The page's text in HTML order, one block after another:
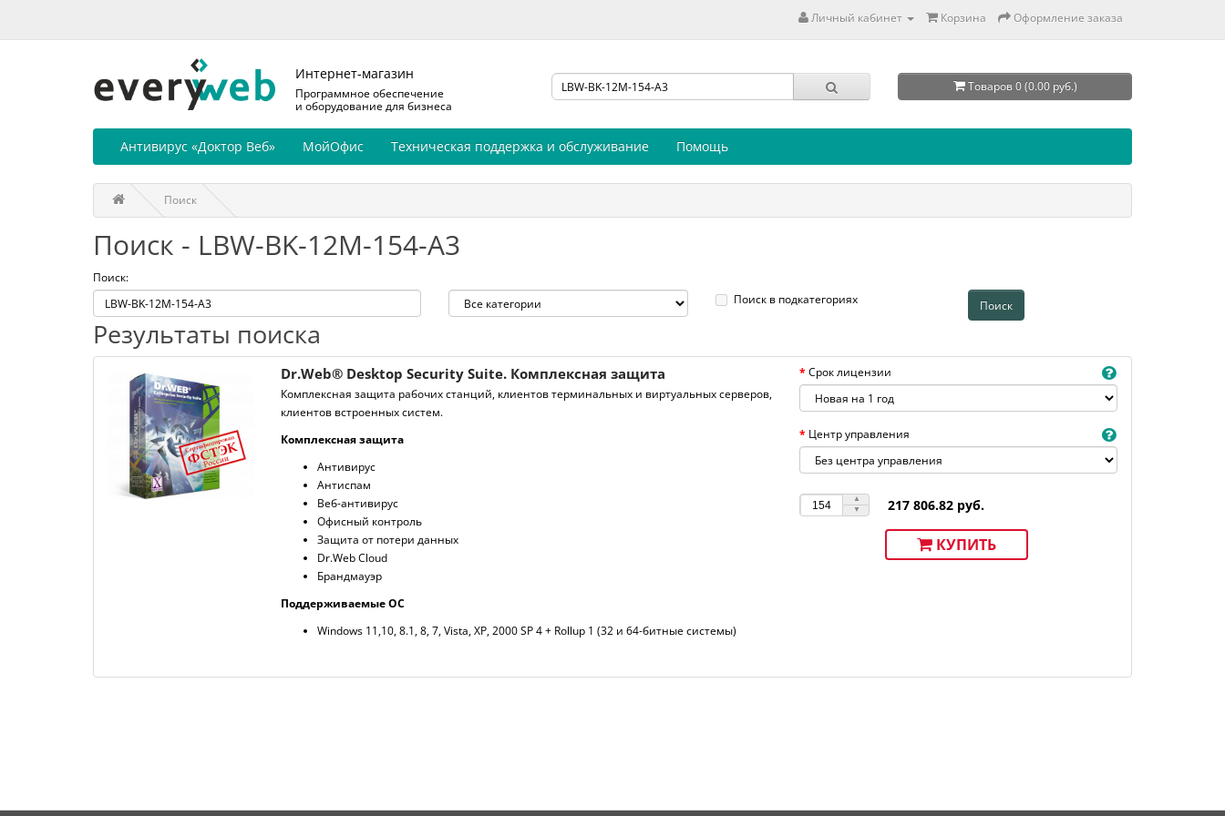
Личный кабинет Корзина Оформление заказа
Интернет-магазин
Программное обеспечение
и оборудование для бизнеса
Товаров 0 (0.00 руб.)
Антивирус «Доктор Веб» МойОфис Техническая поддержка и обслуживание Помощь
Поиск
Поиск - LBW-BK-12M-154-A3
Поиск:
Поиск в подкатегориях
Результаты поиска
Dr.Web® Desktop Security Suite. Комплексная защита
Комплексная защита рабочих станций, клиентов терминальных и виртуальных серверов,
клиентов встроенных систем.
Комплексная защита
Антивирус
Антиспам
Веб-антивирус
Офисный контроль
Защита от потери данных
Dr.Web Cloud
Брандмауэр
Поддерживаемые ОС
Windows 11,10, 8.1, 8, 7, Vista, XP, 2000 SP 4 + Rollup 1 (32 и 64-битные системы)
Срок лицензии
Центр управления
217 806.82 руб.
КУПИТЬ